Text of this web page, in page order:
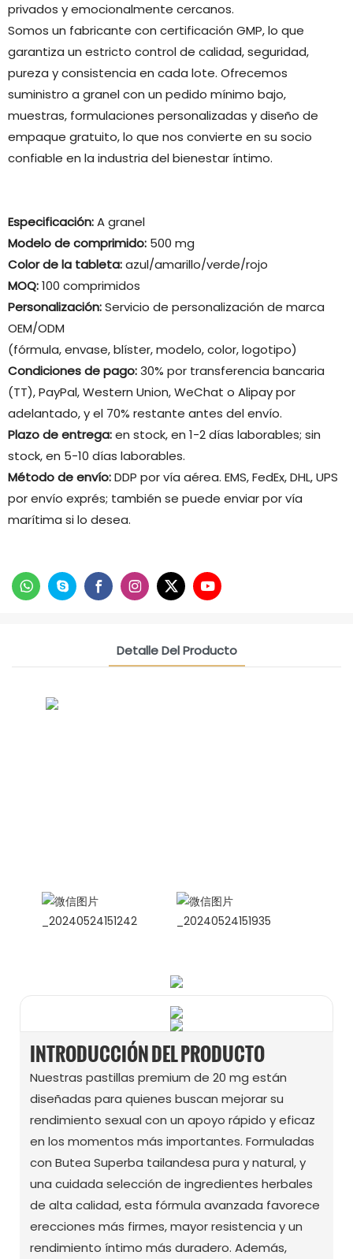
privados y emocionalmente cercanos.
Somos un fabricante con certificación GMP, lo que
garantiza un estricto control de calidad, seguridad,
pureza y consistencia en cada lote. Ofrecemos
suministro a granel con un pedido mínimo bajo,
muestras, formulaciones personalizadas y diseño de
empaque gratuito, lo que nos convierte en su socio
confiable en la industria del bienestar íntimo.
Especificación:A granel
Modelo de comprimido: 500 mg
Color de la tableta:azul/amarillo/verde/rojo
MOQ:100 comprimidos
Personalización:Servicio de personalización de marca
OEM/ODM
(fórmula, envase, blíster, modelo, color, logotipo)
Condiciones de pago:30% por transferencia bancaria
(TT), PayPal, Western Union, WeChat o Alipay por
adelantado, y el 70% restante antes del envío.
Plazo de entrega:en stock, en 1-2 días laborables; sin
stock, en 5-10 días laborables.
Método de envío:DDP por vía aérea. EMS, FedEx, DHL, UPS
por envío exprés; también se puede enviar por vía
marítima si lo desea.
Detalle Del Producto
INTRODUCCIÓN DEL PRODUCTO
Nuestras pastillas premium de 20 mg están
diseñadas para quienes buscan mejorar su
rendimiento sexual con un apoyo rápido y eficaz
en los momentos más importantes. Formuladas
con Butea Superba tailandesa pura y natural, y
una cuidada selección de ingredientes herbales
de alta calidad, esta fórmula avanzada favorece
erecciones más firmes, mayor resistencia y un
rendimiento íntimo más duradero. Además,